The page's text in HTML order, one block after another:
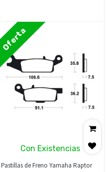
Con Existencias
Pastillas de Freno Yamaha Raptor
Oferta